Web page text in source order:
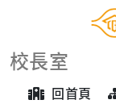
校長室
回首頁